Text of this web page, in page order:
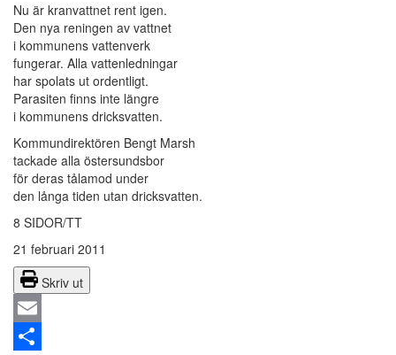
Nu är kranvattnet rent igen.
Den nya reningen av vattnet
i kommunens vattenverk
fungerar. Alla vattenledningar
har spolats ut ordentligt.
Parasiten finns inte längre
i kommunens dricksvatten.
Kommundirektören Bengt Marsh
tackade alla östersundsbor
för deras tålamod under
den långa tiden utan dricksvatten.
8 SIDOR/TT
21 februari 2011
Skriv ut
Email